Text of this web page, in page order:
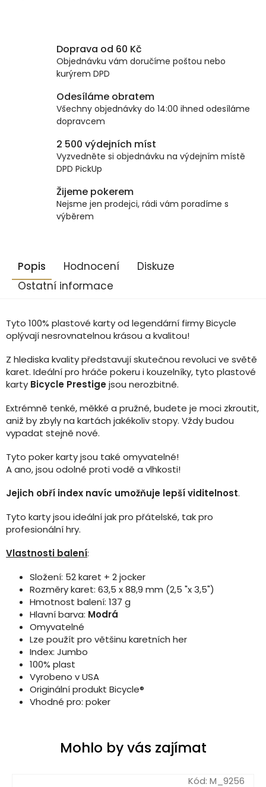
Doprava od 60 Kč
Objednávku vám doručíme poštou nebo
kurýrem DPD
Odesíláme obratem
Všechny objednávky do 14:00 ihned odesíláme
dopravcem
2 500 výdejních míst
Vyzvedněte si objednávku na výdejním místě
DPD PickUp
Žijeme pokerem
Nejsme jen prodejci, rádi vám poradíme s
výběrem
Popis Hodnocení
Diskuze
Ostatní informace
Tyto 100% plastové karty od legendární firmy Bicycle
oplývají nesrovnatelnou krásou a kvalitou!
Z hlediska kvality představují skutečnou revoluci ve světě
karet. Ideální pro hráče pokeru i kouzelníky, tyto plastové
karty Bicycle Prestigejsou nerozbitné.
Extrémně tenké, měkké a pružné, budete je moci zkroutit,
aniž by zbyly na kartách jakékoliv stopy. Vždy budou
vypadat stejně nové.
Tyto poker karty jsou také omyvatelné!
A ano, jsou odolné proti vodě a vlhkosti!
Jejich obří index navíc umožňuje lepší viditelnost.
Tyto karty jsou ideální jak pro přátelské, tak pro
profesionální hry.
Vlastnosti balení:
Složení: 52 karet + 2 jocker
Rozměry karet: 63,5 x 88,9 mm (2,5 "x 3,5")
Hmotnost balení: 137 g
Hlavní barva: Modrá
Omyvatelné
Lze použít pro většinu karetních her
Index: Jumbo
100% plast
Vyrobeno v USA
Originální produkt Bicycle®
Vhodné pro: poker
Mohlo by vás zajímat
Kód: M_9256